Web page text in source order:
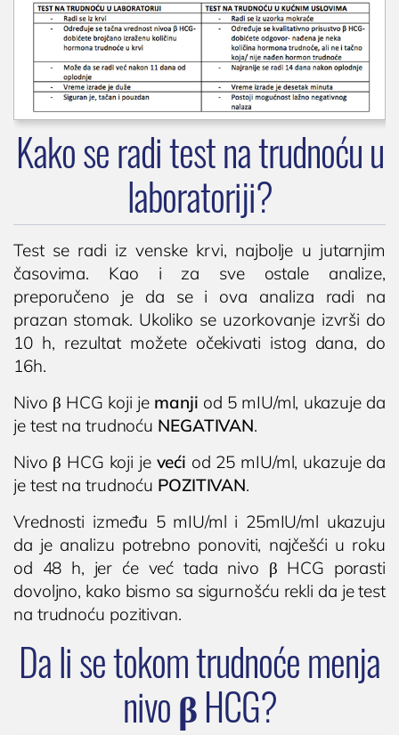
Ultrazvuk dojki
Ultrazvuk abdomena
Ultrazvuk skrotuma (testisa)
Dopler krvnih sudova vrata
Dopler krvnih sudova nogu
Laboratorija
Poliklinika i laboratorija
Kako se radi test na trudnoću u
laboratoriji?
Test se radi iz venske krvi, najbolje u jutarnjim
časovima. Kao i za sve ostale analize,
preporučeno je da se i ova analiza radi na
prazan stomak. Ukoliko se uzorkovanje izvrši do
10 h, rezultat možete očekivati istog dana, do
16h.
Nivo β HCG koji je manji od 5 mIU/ml, ukazuje da
je test na trudnoću NEGATIVAN.
Nivo β HCG koji je veći od 25 mIU/ml, ukazuje da
je test na trudnoću POZITIVAN.
Vrednosti između 5 mIU/ml i 25mIU/ml ukazuju
da je analizu potrebno ponoviti, najčešći u roku
od 48 h, jer će već tada nivo β HCG porasti
dovoljno, kako bismo sa sigurnošću rekli da je test
na trudnoću pozitivan.
Da li se tokom trudnoće menja
nivo β HCG?